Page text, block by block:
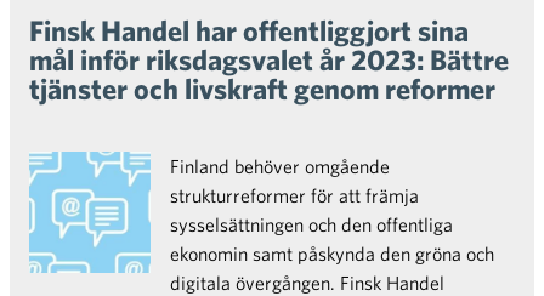
Finsk Handel har offentliggjort sina
mål inför riksdagsvalet år 2023: Bättre
tjänster och livskraft genom reformer
Finland behöver omgående
strukturreformer för att främja
sysselsättningen och den offentliga
ekonomin samt påskynda den gröna och
digitala övergången. Finsk Handel